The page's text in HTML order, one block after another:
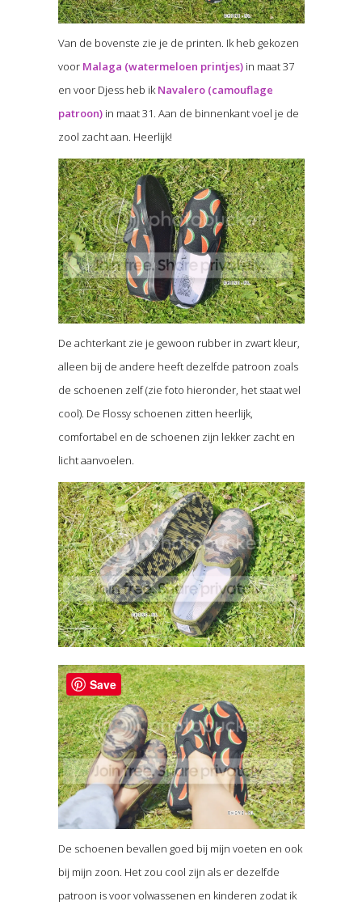
Van de bovenste zie je de printen. Ik heb gekozen
voor Malaga (watermeloen printjes)in maat 37
en voor Djess heb ikNavalero (camouflage
patroon)in maat 31. Aan de binnenkant voel je de
zool zacht aan. Heerlijk!
De achterkant zie je gewoon rubber in zwart kleur,
alleen bij de andere heeft dezelfde patroon zoals
de schoenen zelf (zie foto hieronder, het staat wel
cool). De Flossy schoenen zitten heerlijk,
comfortabel en de schoenen zijn lekker zacht en
licht aanvoelen.
De schoenen bevallen goed bij mijn voeten en ook
bij mijn zoon. Het zou cool zijn als er dezelfde
patroon is voor volwassenen en kinderen zodat ik
Save